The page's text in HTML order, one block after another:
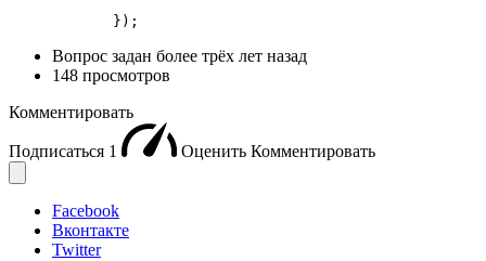
            });
Вопрос задан более трёх лет назад
148 просмотров
Комментировать
Подписаться 1 Оценить Комментировать
Facebook
Вконтакте
Twitter